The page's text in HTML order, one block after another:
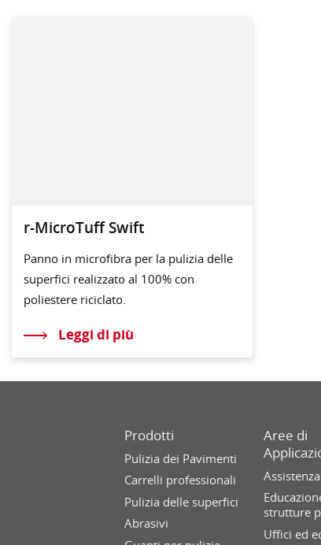
r-MicroTuff Swift
Panno in microfibra per la pulizia delle
superfici realizzato al 100% con
poliestere riciclato.
Leggi di più
Prodotti
Pulizia dei Pavimenti
Carrelli professionali
Pulizia delle superfici
Abrasivi
Aree di
strutture
Uffici ed